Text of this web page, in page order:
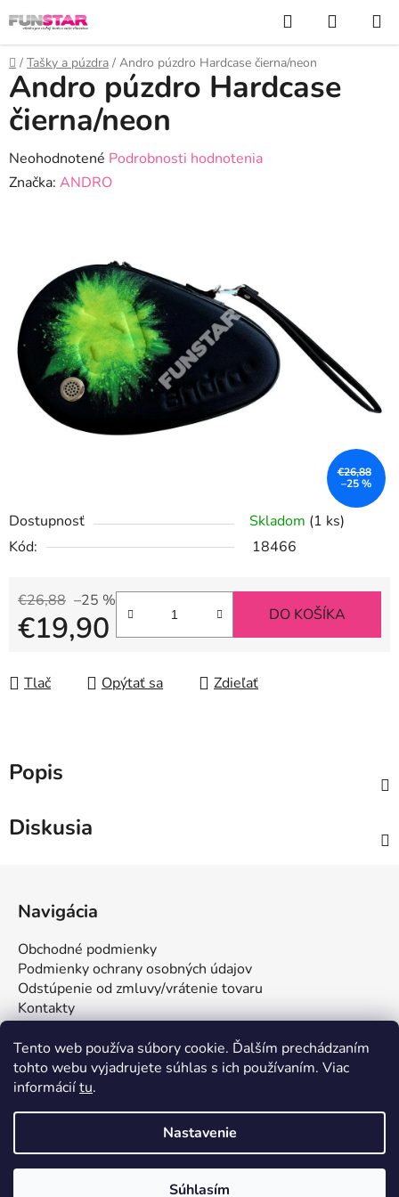
Tento web používa súbory cookie. Ďalším prechádzaním
tohto webu vyjadrujete súhlas s ich používaním. Viac
informáciítu.
Nastavenie
Súhlasím
na
obsah
Hľadať
KOŠÍK
Domov
/ Tašky a púzdra / Andro púzdro Hardcase čierna/neon
Dostupnosť Skladom (1 ks)
Kód:
18466
€26,88 –25 %
€19,90 DO KOŠÍKA
Tlač Opýtať sa Zdieľať
Andro púzdro Hardcase
čierna/neon
Priemerné
hodnotenie
hviezdičiek.
Neohodnotené Podrobnosti hodnotenia
Značka: ANDRO
€26,88
–25 %
Popis
Diskusia
e
Navigácia
Obchodné podmienky
Podmienky ochrany osobných údajov
Odstúpenie od zmluvy/vrátenie tovaru
Kontakty
Vytvoril Shoptet